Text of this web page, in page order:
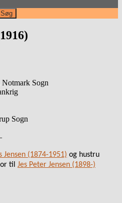
Sogn
Sogn
Jensen (1874-1951) og hustru
til Jes Peter Jensen (1898-)